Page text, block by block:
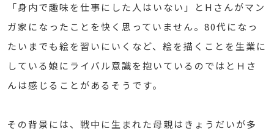
「身内で趣味を仕事にした人はいない」とHさんがマン
ガ家になったことを快く思っていません。80代になっ
たいまでも絵を習いにいくなど、絵を描くことを生業に
している娘にライバル意識を抱いているのではとＨさ
んは感じることがあるそうです。
その背景には、戦中に生まれた母親はきょうだいが多